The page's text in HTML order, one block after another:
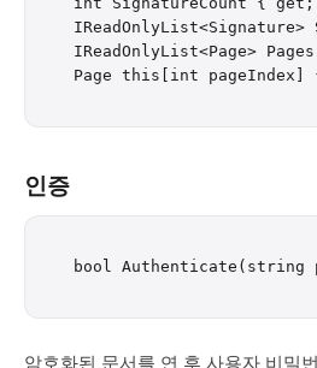
IReadOnlyList<Page>
인증
암호화된 문서를 연 후 사용자 비밀